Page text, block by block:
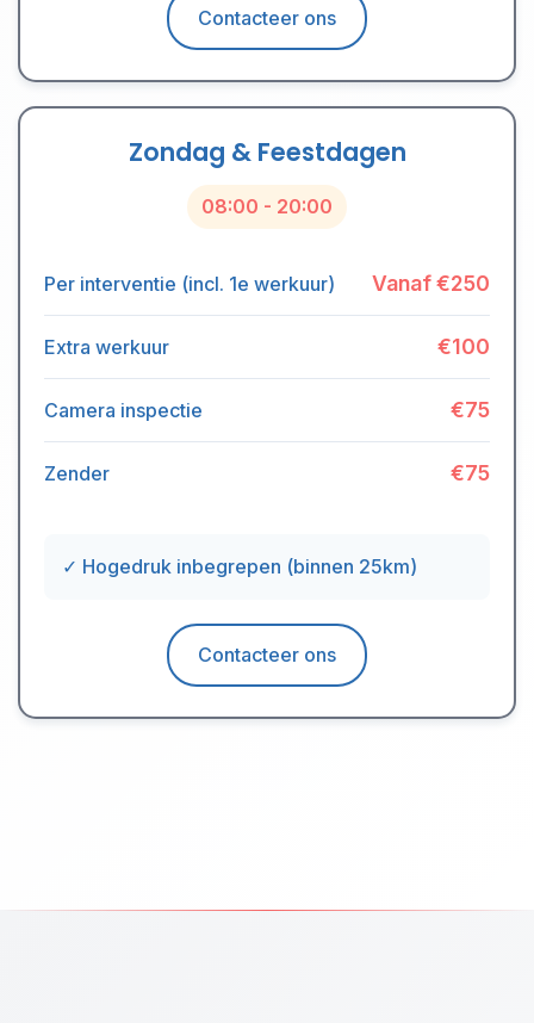
Contacteer ons
Zondag & Feestdagen
08:00 - 20:00
Per interventie (incl. 1e werkuur) Vanaf €250
Extra werkuur €100
Camera inspectie €75
Zender €75
✓ Hogedruk inbegrepen (binnen 25km)
Contacteer ons